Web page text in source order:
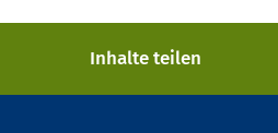
Inhalte teilen